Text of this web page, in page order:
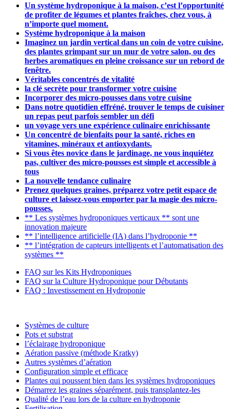
Un système hydroponique à la maison, c’est l’opportunité
de profiter de légumes et plantes fraîches, chez vous, à
n’importe quel moment.
Système hydroponique à la maison
Imaginez un jardin vertical dans un coin de votre cuisine,
des plantes grimpant sur un mur de votre salon, ou des
herbes aromatiques en pleine croissance sur un rebord de
fenêtre.
Véritables concentrés de vitalité
la clé secrète pour transformer votre cuisine
Incorporer des micro-pousses dans votre cuisine
Dans notre quotidien effréné, trouver le temps de cuisiner
un repas peut parfois sembler un défi
un voyage vers une expérience culinaire enrichissante
Un concentré de bienfaits pour la santé, riches en
vitamines, minéraux et antioxydants.
Si vous êtes novice dans le jardinage, ne vous inquiétez
pas, cultiver des micro-pousses est simple et accessible à
tous
La nouvelle tendance culinaire
Prenez quelques graines, préparez votre petit espace de
culture et laissez-vous emporter par la magie des micro-
pousses.
** Les systèmes hydroponiques verticaux ** sont une
innovation majeure
** l’intelligence artificielle (IA) dans l’hydroponie **
** l’intégration de capteurs intelligents et l’automatisation des
systèmes **
FAQ sur les Kits Hydroponiques
FAQ sur la Culture Hydroponique pour Débutants
FAQ : Investissement en Hydroponie
Systèmes de culture
Pots et substrat
l’éclairage hydroponique
Aération passive (méthode Kratky)
Autres systèmes d’aération
Configuration simple et efficace
Plantes qui poussent bien dans les systèmes hydroponiques
Démarrez les graines séparément, puis transplantez-les
Qualité de l’eau lors de la culture en hydroponie